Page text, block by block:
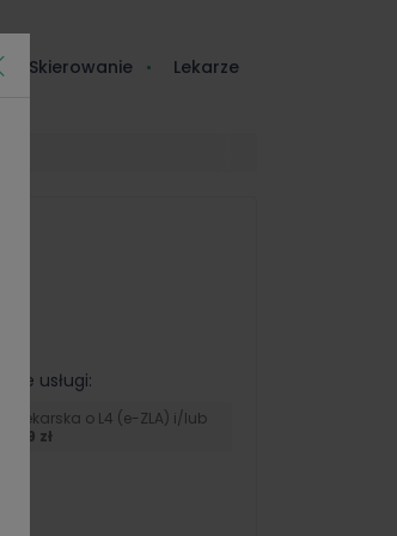
Skierowanie Lekarze
usługi:
lekarska o L4 (e-ZLA) i/lub
129 zł